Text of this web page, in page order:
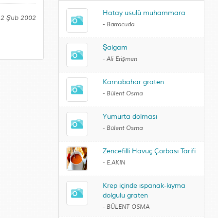
Şub 2002
Hatay usulü muhammara
- Barracuda
Şalgam
- Ali Erişmen
Karnabahar graten
- Bülent Osma
Yumurta dolması
- Bülent Osma
Zencefilli Havuç Çorbası Tarifi
- E.AKIN
Krep içinde ıspanak-kıyma
dolgulu graten
- BÜLENT OSMA